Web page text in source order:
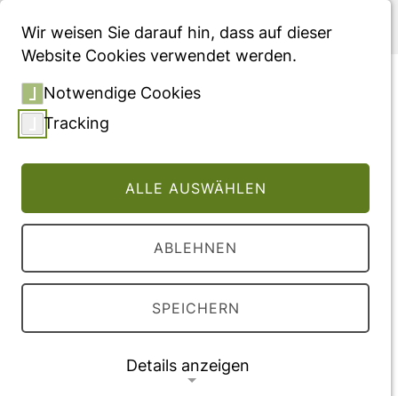
Menü
Epidemiology and
Recurrence Rates of
Clostridium difficile
Infections in Germany: A
Secondary Data Analysis
Vollversion des Beitrages
DOI:10.1007/s40121-016-0135-9
2016
Wir weisen Sie darauf hin, dass auf dieser
Website Cookies verwendet werden.
Notwendige Cookies
Tracking
ALLE AUSWÄHLEN
ABLEHNEN
SPEICHERN
Details anzeigen